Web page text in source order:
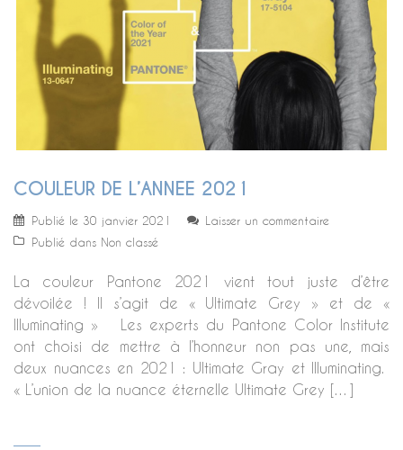
COULEUR DE L’ANNEE 2021
Publié le 30 janvier 2021
Laisser un commentaire
Publié dans Non classé
La couleur Pantone 2021 vient tout juste d’être
dévoilée ! Il s’agit de « Ultimate Grey » et de «
Illuminating » Les experts du Pantone Color Institute
ont choisi de mettre à l’honneur non pas une, mais
deux nuances en 2021 : Ultimate Gray et Illuminating.
« L’union de la nuance éternelle Ultimate Grey […]